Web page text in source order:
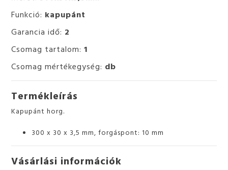
Funkció: kapupánt
Garancia idő: 2
Csomag tartalom:1
Csomag mértékegység: db
Termékleírás
Kapupánt horg.
300 x 30 x 3,5 mm, forgáspont: 10 mm
Vásárlási információk